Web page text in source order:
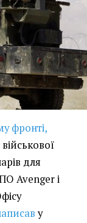
фронті,
для
Avenger і
у